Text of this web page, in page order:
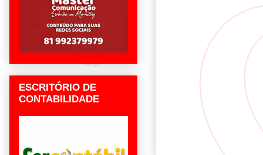
ESCRITÓRIO DE
CONTABILIDADE